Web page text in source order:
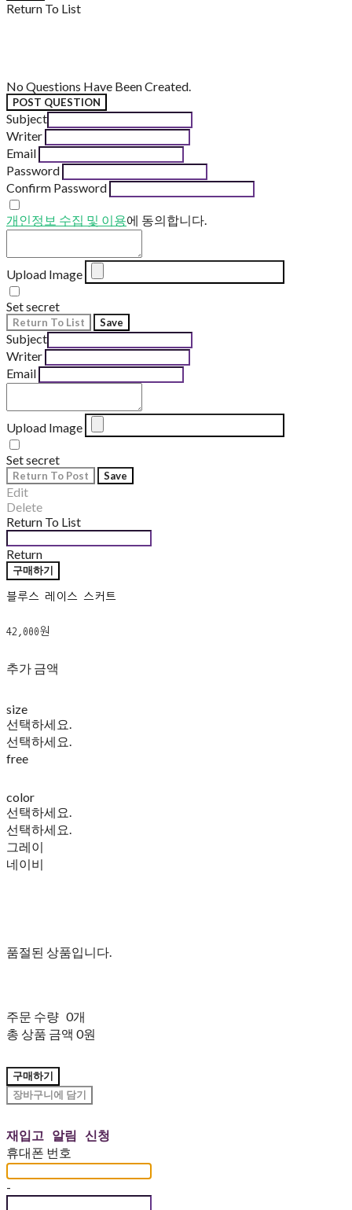
Return To List
No Questions Have Been Created.
POST QUESTION
Subject
Writer
Email
Password
Confirm Password
개인정보 수집 및 이용에 동의합니다.
Upload Image
Set secret
Return To List Save
Subject
Writer
Email
Upload Image
Set secret
Return To Post Save
Edit
Delete
Return To List
Return
구매하기
블루스 레이스 스커트
42,000원
추가 금액
size
선택하세요.
선택하세요.
free
color
선택하세요.
선택하세요.
그레이
네이비
품절된 상품입니다.
주문 수량 0개
총 상품 금액 0원
구매하기
장바구니에 담기
재입고 알림 신청
휴대폰 번호
-